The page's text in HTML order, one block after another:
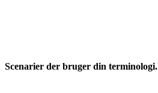
Scenarier der bruger din terminologi.